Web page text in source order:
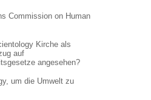
Commission on Human
Kirche als
auf
angesehen?
um die Umwelt zu